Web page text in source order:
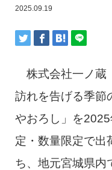
2025.09.19
株式会社一ノ蔵
訪れを告げる季節
やおろし」を
定・数量限定で出
ち、地元宮城県内